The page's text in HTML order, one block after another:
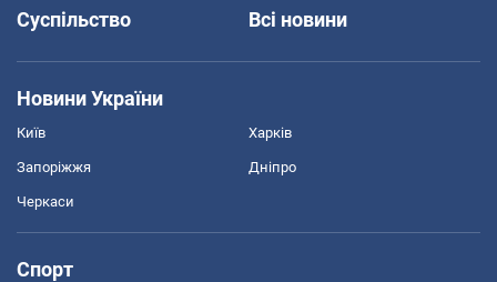
Суспільство
Всі новини
Новини України
Київ Харків
Запоріжжя Дніпро
Черкаси
Спорт